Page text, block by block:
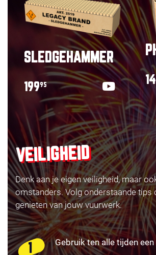
SLEDGEHAMMER
19995
VEILIGHEID
Denk aan je eigen veiligheid, maar
omstanders. Volg onderstaande tips
genieten van jouw vuurwerk.
Gebruik ten alle tijden